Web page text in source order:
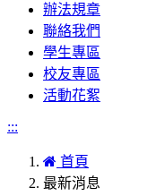
辦法規章
聯絡我們
學生專區
校友專區
活動花絮
:::
首頁
最新消息